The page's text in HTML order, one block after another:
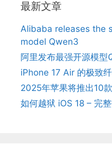
最新文章
Alibaba releases the
model Qwen3
阿里发布最强开源模型
iPhone 17 Air 的极致
2025年苹果将推出10
如何越狱 iOS 18 – 完